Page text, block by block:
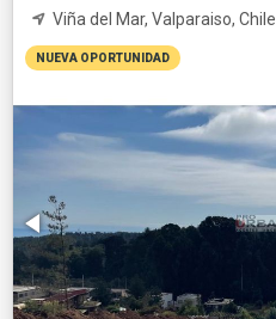
Viña del Mar, Valparaiso, Chile
NUEVA OPORTUNIDAD